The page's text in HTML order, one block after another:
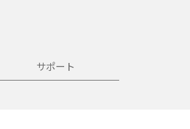
サポート